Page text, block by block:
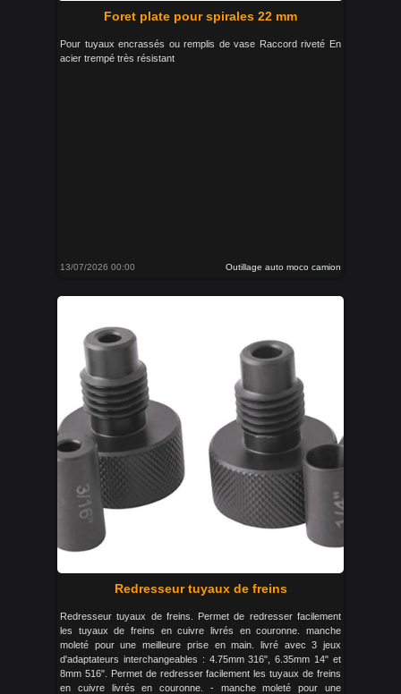
Foret plate pour spirales 22 mm
Pour tuyaux encrassés ou remplis de vase Raccord riveté En
acier trempé très résistant
13/07/2026 00:00 Outillage auto moco camion
Redresseur tuyaux de freins
Redresseur tuyaux de freins. Permet de redresser facilement
les tuyaux de freins en cuivre livrés en couronne. manche
moleté pour une meilleure prise en main. livré avec 3 jeux
d'adaptateurs interchangeables : 4.75mm 316", 6.35mm 14" et
8mm 516". Permet de redresser facilement les tuyaux de freins
en cuivre livrés en couronne. - manche moleté pour une